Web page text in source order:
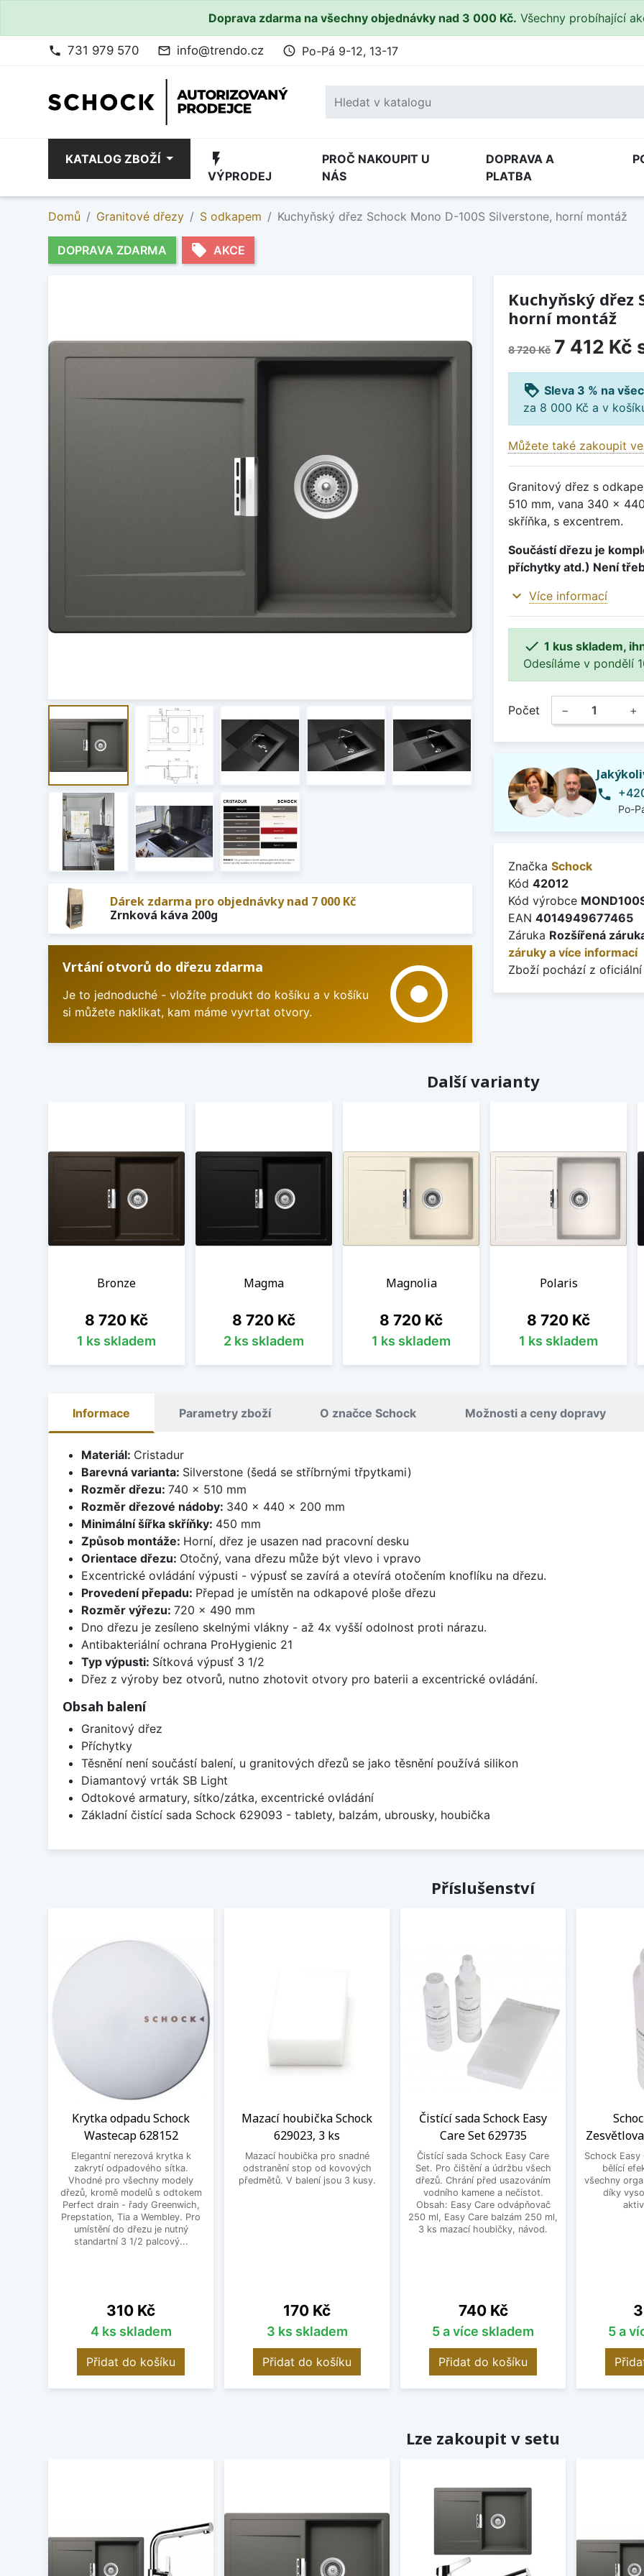
Doprava zdarma na všechny objednávky nad 3 000 Kč. Všechny probíhající
phone 731 979 570 mail_outline info@trendo.cz access_time Po-Pá 9-12, 13-17
KATALOG ZBOŽÍ flash_on
VÝPRODEJ
PROČ NAKOUPIT U
NÁS
DOPRAVA A
PLATBA
Domů Granitové dřezy S odkapem Kuchyňský dřez Schock Mono D-100S Silverstone, horní montáž
DOPRAVA ZDARMA local_offer AKCE
Dárek zdarma pro objednávky nad 7 000 Kč
Zrnková káva 200g
Vrtání otvorů do dřezu zdarma
Je to jednoduché - vložíte produkt do košíku a v košíku
si můžete naklikat, kam máme vyvrtat otvory.
adjust
Kuchyňský dřez
horní montáž
8 720 Kč 7 412 Kč
loyalty Sleva 3 % na
za 8 000 Kč a v
Můžete také zakoupit
Granitový dřez s
510 mm, vana 340 x
skříňka, s excentrem.
Součástí dřezu je
příchytky atd.) Není
expand_more Více informací
 1 kus skladem,
Odesíláme v pondělí
Počet − +
phone
Po-
Značka Schock
Kód 42012
Kód výrobce
EAN 4014949677465
Záruka Rozšířená
záruky a více informací
Zboží pochází z
Další varianty
Bronze
Cena
8 720 Kč
1 ks skladem
Magma
Cena
8 720 Kč
2 ks skladem
Magnolia
Cena
8 720 Kč
1 ks skladem
Polaris
Cena
8 720 Kč
1 ks skladem
Informace Parametry zboží O značce Schock Možnosti a ceny dopravy
Materiál: Cristadur
Barevná varianta: Silverstone (šedá se stříbrnými třpytkami)
Rozměr dřezu: 740 x 510 mm
Rozměr dřezové nádoby: 340 x 440 x 200 mm
Minimální šířka skříňky: 450 mm
Způsob montáže: Horní, dřez je usazen nad pracovní desku
Orientace dřezu: Otočný, vana dřezu může být vlevo i vpravo
Excentrické ovládání výpusti - výpusť se zavírá a otevírá otočením knoflíku na dřezu.
Provedení přepadu: Přepad je umístěn na odkapové ploše dřezu
Rozměr výřezu: 720 x 490 mm
Dno dřezu je zesíleno skelnými vlákny - až 4x vyšší odolnost proti nárazu.
Antibakteriální ochrana ProHygienic 21
Typ výpusti: Sítková výpusť 3 1/2
Dřez z výroby bez otvorů, nutno zhotovit otvory pro baterii a excentrické ovládání.
Obsah balení
Granitový dřez
Příchytky
Těsnění není součástí balení, u granitových dřezů se jako těsnění používá silikon
Diamantový vrták SB Light
Odtokové armatury, sítko/zátka, excentrické ovládání
Základní čistící sada Schock 629093 - tablety, balzám, ubrousky, houbička
Příslušenství
Krytka odpadu Schock
Wastecap 628152
Elegantní nerezová krytka k
zakrytí odpadového sítka.
Vhodné pro všechny modely
dřezů, kromě modelů s odtokem
Perfect drain - řady Greenwich,
Prepstation, Tia a Wembley. Pro
umístění do dřezu je nutný
standartní 3 1/2 palcový...
Cena
310 Kč
4 ks skladem
Přidat do košíku
Mazací houbička Schock
629023, 3 ks
Mazací houbička pro snadné
odstranění stop od kovových
předmětů. V balení jsou 3 kusy.
Cena
170 Kč
3 ks skladem
Přidat do košíku
Čistící sada Schock Easy
Care Set 629735
Čistící sada Schock Easy Care
Set. Pro čištění a údržbu všech
dřezů. Chrání před usazováním
vodního kamene a nečistot.
Obsah: Easy Care odvápňovač
250 ml, Easy Care balzám 250 ml,
3 ks mazací houbičky, návod.
Cena
740 Kč
5 a více skladem
Přidat do košíku
Schock Easy
bělící
všechny
díky
5 a
Lze zakoupit v setu